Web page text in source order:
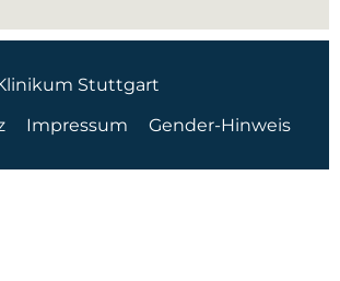
Stuttgart
Impressum Gender-Hinweis